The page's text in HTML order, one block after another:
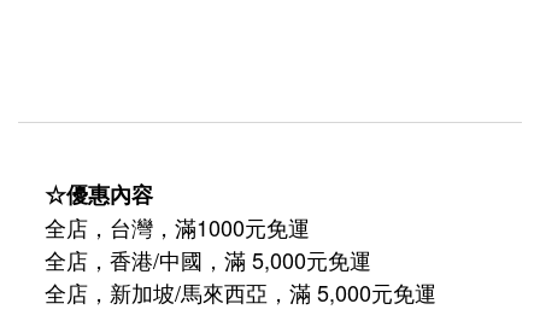
☆優惠內容
全店，台灣，滿1000元免運
全店，香港/中國，滿 5,000元免運
全店，新加坡/馬來西亞，滿 5,000元免運